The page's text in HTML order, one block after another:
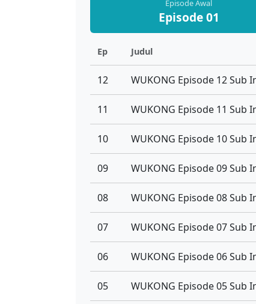
Episode Awal
Episode 01
Ep Judul
12 WUKONG Episode 12 Sub
11 WUKONG Episode 11 Sub
10 WUKONG Episode 10 Sub
09 WUKONG Episode 09 Sub
08 WUKONG Episode 08 Sub
07 WUKONG Episode 07 Sub
06 WUKONG Episode 06 Sub
05 WUKONG Episode 05 Sub